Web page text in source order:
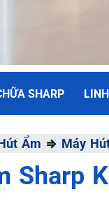
HÀNH
Dịch Vụ Tối Đa
SHARP
Ẩm ⇒ Máy
Sharp